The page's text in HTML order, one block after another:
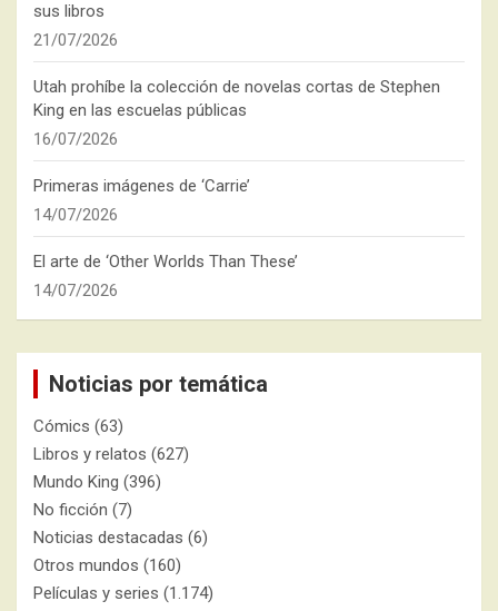
sus libros
21/07/2026
Utah prohíbe la colección de novelas cortas de Stephen
King en las escuelas públicas
16/07/2026
Primeras imágenes de ‘Carrie’
14/07/2026
El arte de ‘Other Worlds Than These’
14/07/2026
Noticias por temática
Cómics (63)
Libros y relatos (627)
Mundo King (396)
No ficción (7)
Noticias destacadas (6)
Otros mundos (160)
Películas y series (1.174)